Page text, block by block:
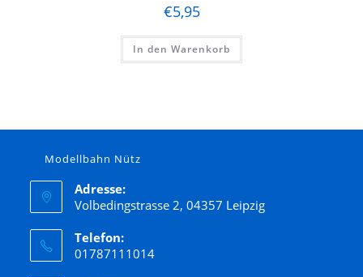
€5,95
In den Warenkorb
Modellbahn Nütz
Adresse:
Volbedingstrasse 2, 04357 Leipzig
Telefon:
01787111014